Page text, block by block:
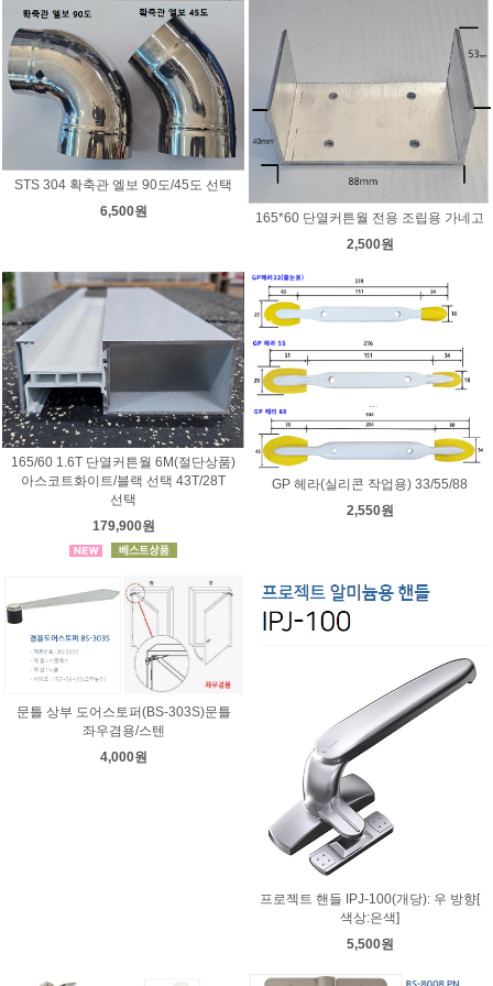
STS 304 확축관 엘보 90도/45도 선택
6,500원
165*60 단열커튼월 전용 조립용 가네고
2,500원
165/60 1.6T 단열커튼월 6M(절단상품)
아스코트화이트/블랙 선택 43T/28T
선택
179,900원
GP 헤라(실리콘 작업용) 33/55/88
2,550원
문틀 상부 도어스토퍼(BS-303S)문틀
좌우겸용/스텐
4,000원
프로젝트 핸들 IPJ-100(개당): 우 방향[
색상:은색]
5,500원